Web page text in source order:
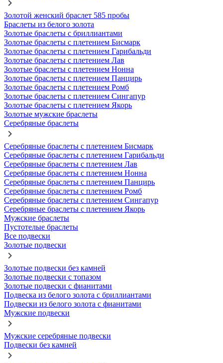
Золотой женский браслет 585 пробы
Браслеты из белого золота
Золотые браслеты с бриллиантами
Золотые браслеты с плетением Бисмарк
Золотые браслеты с плетением Гарибальди
Золотые браслеты с плетением Лав
Золотые браслеты с плетением Нонна
Золотые браслеты с плетением Панцирь
Золотые браслеты с плетением Ромб
Золотые браслеты с плетением Сингапур
Золотые браслеты с плетением Якорь
Золотые мужские браслеты
Серебряные браслеты
Серебряные браслеты с плетением Бисмарк
Серебряные браслеты с плетением Гарибальди
Серебряные браслеты с плетением Лав
Серебряные браслеты с плетением Нонна
Серебряные браслеты с плетением Панцирь
Серебряные браслеты с плетением Ромб
Серебряные браслеты с плетением Сингапур
Серебряные браслеты с плетением Якорь
Мужские браслеты
Пустотелые браслеты
Все подвески
Золотые подвески
Золотые подвески без камней
Золотые подвески с топазом
Золотые подвески с фианитами
Подвеска из белого золота с бриллиантами
Подвески из белого золота с фианитами
Мужские подвески
Мужские серебряные подвески
Подвески без камней